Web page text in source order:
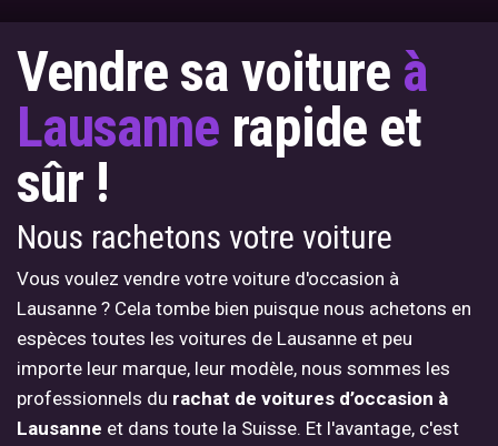
Vendre sa voiture à
Lausanne rapide et
sûr !
Nous rachetons votre voiture
Vous voulez vendre votre voiture d'occasion à
Lausanne ? Cela tombe bien puisque nous achetons en
espèces toutes les voitures de Lausanne et peu
importe leur marque, leur modèle, nous sommes les
professionnels du rachat de voitures d’occasion à
Lausanne et dans toute la Suisse. Et l'avantage, c'est